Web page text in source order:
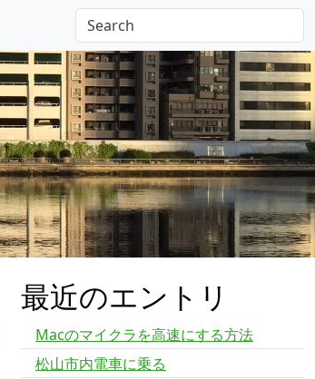
最近のエントリ
Macのマイクラを高速にする方法
松山市内電車に乗る